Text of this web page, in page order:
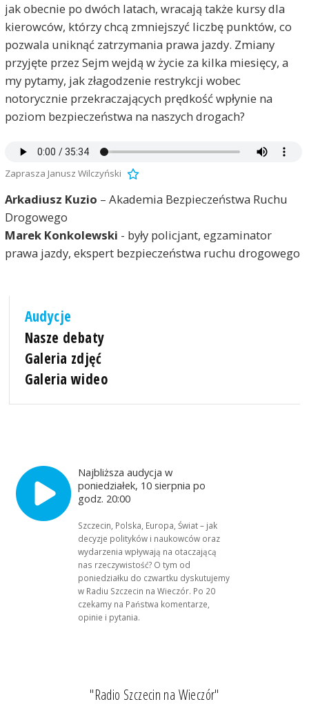
jak obecnie po dwóch latach, wracają także kursy dla
kierowców, którzy chcą zmniejszyć liczbę punktów, co
pozwala uniknąć zatrzymania prawa jazdy. Zmiany
przyjęte przez Sejm wejdą w życie za kilka miesięcy, a
my pytamy, jak złagodzenie restrykcji wobec
notorycznie przekraczających prędkość wpłynie na
poziom bezpieczeństwa na naszych drogach?
Zaprasza Janusz Wilczyński
Arkadiusz Kuzio – Akademia Bezpieczeństwa Ruchu
Drogowego
Marek Konkolewski - były policjant, egzaminator
prawa jazdy, ekspert bezpieczeństwa ruchu drogowego
Audycje
Nasze debaty
Galeria zdjęć
Galeria wideo
Najbliższa audycja w
poniedziałek, 10 sierpnia po
godz. 20:00
Szczecin, Polska, Europa, Świat – jak
decyzje polityków i naukowców oraz
wydarzenia wpływają na otaczającą
nas rzeczywistość? O tym od
poniedziałku do czwartku dyskutujemy
w Radiu Szczecin na Wieczór. Po 20
czekamy na Państwa komentarze,
opinie i pytania.
"Radio Szczecin na Wieczór"